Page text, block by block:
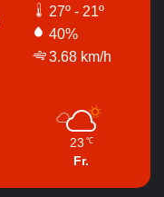
27º - 21º
40%
3.68 km/h
23 ℃
Fr.